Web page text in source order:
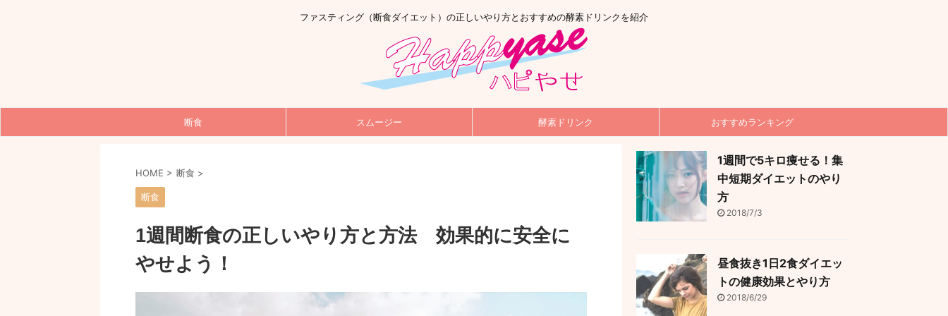
ファスティング（断食ダイエット）の正しいやり方とおすすめの酵素ドリンクを紹介
断食 スムージー 酵素ドリンク おすすめランキング
HOME > 断食 >
断食
1週間断食の正しいやり方と方法 効果的に安全に
やせよう！
1週間で5キロ痩せる！集
中短期ダイエットのやり
方
2018/7/3
昼食抜き1日2食ダイエッ
トの健康効果とやり方
2018/6/29